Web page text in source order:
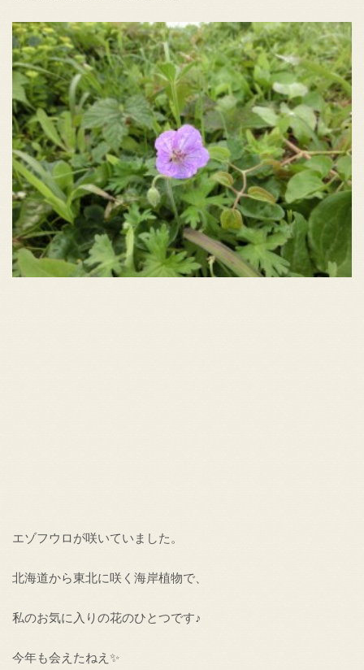
エゾフウロが咲いていました。
北海道から東北に咲く海岸植物で、
私のお気に入りの花のひとつです♪
今年も会えたねえ✨